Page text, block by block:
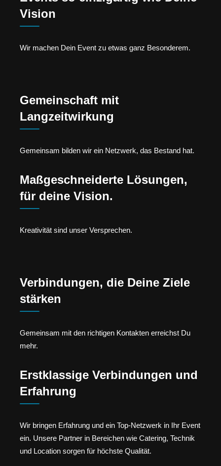
Vision
Wir machen Dein Event zu etwas ganz Besonderem.
Gemeinschaft mit
Langzeitwirkung
Gemeinsam bilden wir ein Netzwerk, das Bestand hat.
Maßgeschneiderte Lösungen,
für deine Vision.
Kreativität sind unser Versprechen.
Verbindungen, die Deine Ziele
stärken
Gemeinsam mit den richtigen Kontakten erreichst Du
mehr.
Erstklassige Verbindungen und
Erfahrung
Wir bringen Erfahrung und ein Top-Netzwerk in Ihr Event
ein. Unsere Partner in Bereichen wie Catering, Technik
und Location sorgen für höchste Qualität.